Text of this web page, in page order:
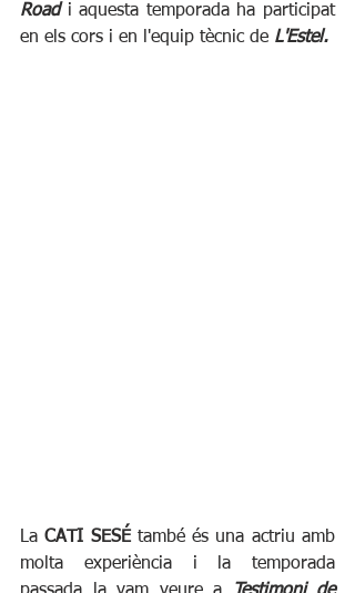
Road i aquesta temporada ha participat
en els cors i en l'equip tècnic de L'Estel.
La CATI SESÉ també és una actriu amb
molta experiència i la temporada